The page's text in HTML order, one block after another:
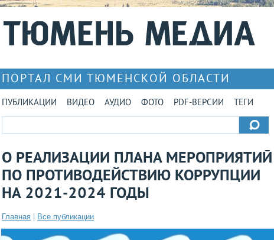
ПОРТАЛ СМИ ТЮМЕНСКОЙ ОБЛАСТИ
ПУБЛИКАЦИИ ВИДЕО АУДИО ФОТО PDF-ВЕРСИИ ТЕГИ
О РЕАЛИЗАЦИИ ПЛАНА МЕРОПРИЯТИЙ
ПО ПРОТИВОДЕЙСТВИЮ КОРРУПЦИИ
НА 2021-2024 ГОДЫ
Главная Все публикации